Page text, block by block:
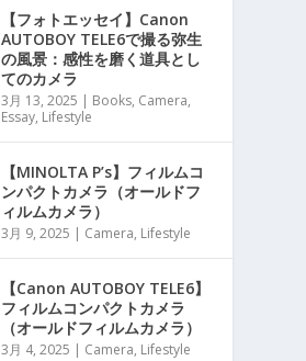
【フォトエッセイ】Canon
AUTOBOY TELE6で撮る弥生
の風景：感性を磨く道具とし
てのカメラ
3月 13, 2025 | Books, Camera,
Essay, Lifestyle
【MINOLTA P’s】フィルムコ
ンパクトカメラ（オールドフ
ィルムカメラ）
3月 9, 2025 | Camera, Lifestyle
【Canon AUTOBOY TELE6】
フィルムコンパクトカメラ
（オールドフィルムカメラ）
3月 4, 2025 | Camera, Lifestyle